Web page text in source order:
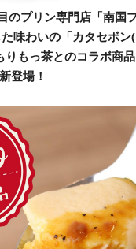
のプリン専門店「南国
味わいの「カタセボ
りもっ茶とのコラボ商
登場！